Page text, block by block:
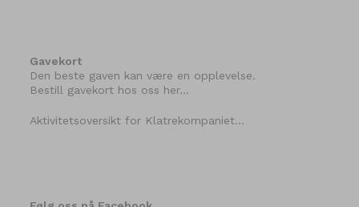
Gavekort
Den beste gaven kan være en opplevelse.
Bestill gavekort hos oss her…
Aktivitetsoversikt for Klatrekompaniet…